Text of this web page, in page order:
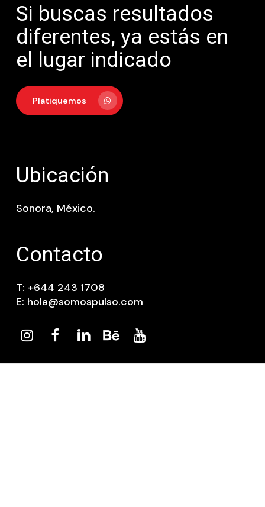
Si buscas resultados
diferentes, ya estás en
el lugar indicado
Platiquemos
Ubicación
Sonora, México.
Contacto
T: +644 243 1708
E: hola@somospulso.com